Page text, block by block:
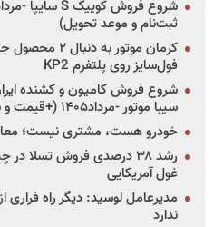
ثبت‌نام و موعد تحویل)
فول‌سایز روی پلتفرم KP2
شروع فروش کامیون و کشنده
سیبا موتور -مرداد۱۴۰۵ (+قیمت و شرایط)
خودرو هست، مشتری نیست؛
رشد ۳۸ درصدی فروش تسلا
غول آمریکایی
مدیرعامل لوسید: دیگر راه
ندارد